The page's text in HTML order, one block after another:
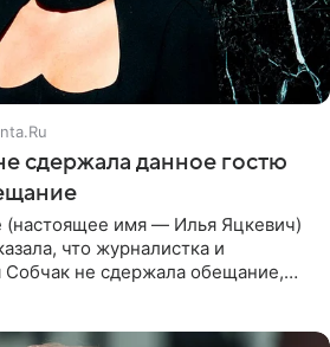
сдержала данное гостю
(настоящее имя — Илья Яцкевич)
что журналистка и
Собчак не сдержала обещание,